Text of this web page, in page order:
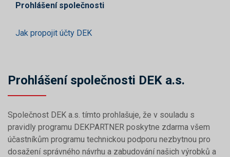
Prohlášení společnosti
Jak propojit účty DEK
Prohlášení společnosti DEK a.s.
Společnost DEK a.s. tímto prohlašuje, že v souladu s
pravidly programu DEKPARTNER poskytne zdarma všem
účastníkům programu technickou podporu nezbytnou pro
dosažení správného návrhu a zabudování našich výrobků a